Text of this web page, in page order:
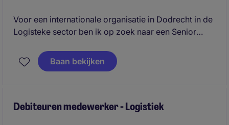
Voor een internationale organisatie in Dodrecht in de
Logisteke sector ben ik op zoek naar een Senior
Medewerker ben je verantwoordelijk voor het beheer
van de administratie en het bieden van ondersteuning
neem je graag het initiatief? Dan ben ik op zoek naar
Baan bekijken
Debiteuren medewerker - Logistiek